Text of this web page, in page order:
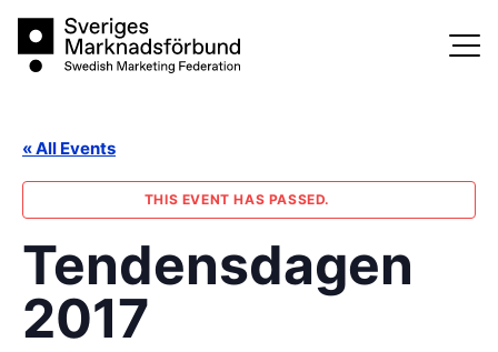
content
Sveriges Marknadsförbund
« All Events
THIS EVENT HAS PASSED.
Tendensdagen
2017